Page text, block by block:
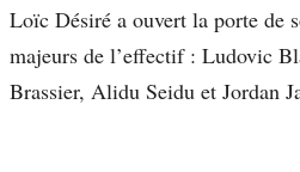
Loïc Désiré a ouvert la porte de
majeurs de l’effectif : Ludovic
Brassier, Alidu Seidu et Jordan